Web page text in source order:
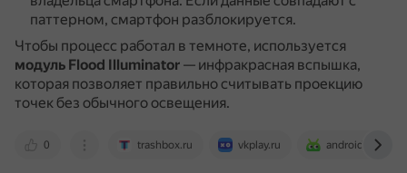
паттерном, смартфон разблокируется.
Чтобы процесс работал в темноте, используется
модуль Flood Illuminator — инфракрасная вспышка,
которая позволяет правильно считывать проекцию
точек без обычного освещения.
0 trashbox.ru vkplay.ru androidinsider.ru